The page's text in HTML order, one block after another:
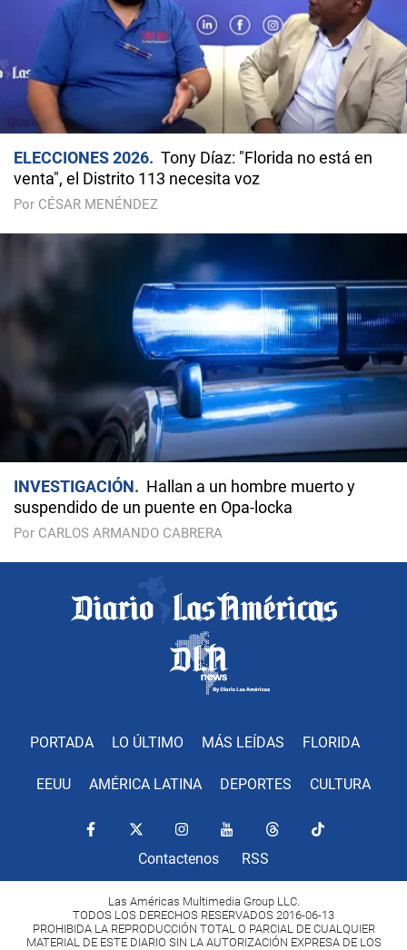
ELECCIONES 2026
Tony Díaz: "Florida no está en
venta", el Distrito 113 necesita voz
Por CÉSAR MENÉNDEZ
INVESTIGACIÓN
Hallan a un hombre muerto y
suspendido de un puente en Opa-locka
Por CARLOS ARMANDO CABRERA
PORTADA LO ÚLTIMO MÁS LEÍDAS FLORIDA
EEUU AMÉRICA LATINA DEPORTES CULTURA
Contactenos RSS
Las Américas Multimedia Group LLC.
TODOS LOS DERECHOS RESERVADOS 2016-06-13
PROHIBIDA LA REPRODUCCIÓN TOTAL O PARCIAL DE CUALQUIER
MATERIAL DE ESTE DIARIO SIN LA AUTORIZACIÓN EXPRESA DE LOS